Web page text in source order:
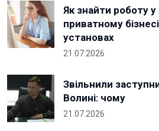
Як знайти роботу у
приватному
установах
21.07.2026
Звільнили
Волині: чому
21.07.2026